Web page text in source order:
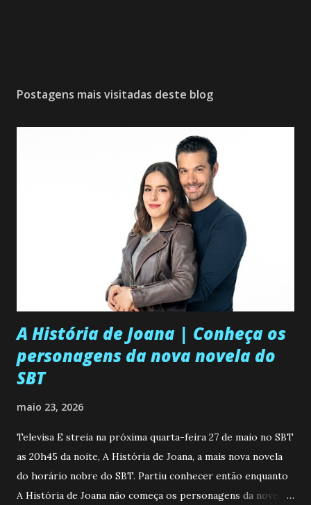
Postagens mais visitadas deste blog
A História de Joana | Conheça os
personagens da nova novela do
SBT
maio 23, 2026
Televisa E streia na próxima quarta-feira 27 de maio no SBT
as 20h45 da noite, A História de Joana, a mais nova novela
do horário nobre do SBT. Partiu conhecer então enquanto
A História de Joana não começa os personagens da novela?